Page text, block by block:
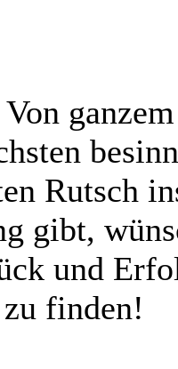
Rutsch
gibt,
und
finden!